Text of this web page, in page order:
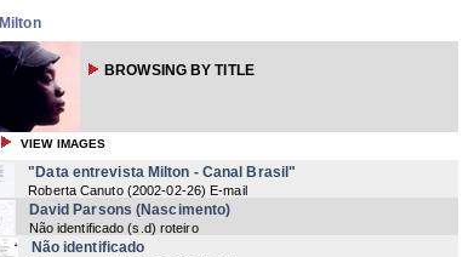
Milton
BROWSING BY TITLE
VIEW IMAGES
"Data entrevista Milton - Canal Brasil"
Roberta Canuto (2002-02-26) E-mail
David Parsons (Nascimento)
Não identificado (s.d) roteiro
Não identificado